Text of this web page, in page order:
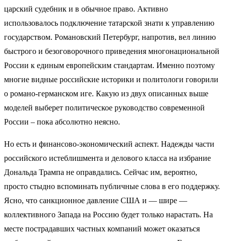
царский судебник и в обычное право. Активно
использовалось подключение татарской знати к управлению
государством. Романовский Петербург, напротив, вел линию
быстрого и безоговорочного приведения многонациональной
России к единым европейским стандартам. Именно поэтому
многие видные российские историки и политологи говорили
о романо-германском иге. Какую из двух описанных выше
моделей выберет политическое руководство современной
России – пока абсолютно неясно.
Но есть и финансово-экономический аспект. Надежды части
российского истеблишмента и делового класса на избрание
Дональда Трампа не оправдались. Сейчас им, вероятно,
просто стыдно вспоминать публичные слова в его поддержку.
Ясно, что санкционное давление США и — шире —
коллективного Запада на Россию будет только нарастать. На
месте пострадавших частных компаний может оказаться